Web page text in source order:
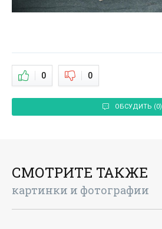
0 0
ОБСУДИТЬ (0)
СМОТРИТЕ ТАКЖЕ
картинки и фотографии